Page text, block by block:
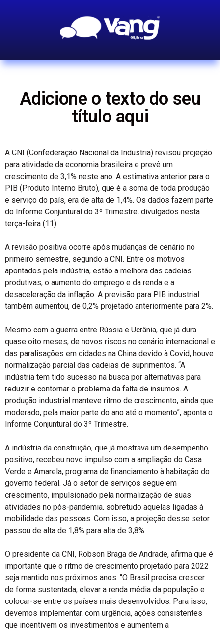
Adicione o texto do seu
título aqui
A CNI (Confederação Nacional da Indústria) revisou projeção
para atividade da economia brasileira e prevê um
crescimento de 3,1% neste ano. A estimativa anterior para o
PIB (Produto Interno Bruto), que é a soma de toda produção
e serviço do país, era de alta de 1,4%. Os dados fazem parte
do Informe Conjuntural do 3º Trimestre, divulgados nesta
terça-feira (11).
A revisão positiva ocorre após mudanças de cenário no
primeiro semestre, segundo a CNI. Entre os motivos
apontados pela indústria, estão a melhora das cadeias
produtivas, o aumento do emprego e da renda e a
desaceleração da inflação. A previsão para PIB industrial
também aumentou, de 0,2% projetado anteriormente para 2%.
Mesmo com a guerra entre Rússia e Ucrânia, que já dura
quase oito meses, de novos riscos no cenário internacional e
das paralisações em cidades na China devido à Covid, houve
normalização parcial das cadeias de suprimentos. “A
indústria tem tido sucesso na busca por alternativas para
reduzir e contornar o problema da falta de insumos. A
produção industrial manteve ritmo de crescimento, ainda que
moderado, pela maior parte do ano até o momento”, aponta o
Informe Conjuntural do 3º Trimestre.
A indústria da construção, que já mostrava um desempenho
positivo, recebeu novo impulso com a ampliação do Casa
Verde e Amarela, programa de financiamento à habitação do
governo federal. Já o setor de serviços segue em
crescimento, impulsionado pela normalização de suas
atividades no pós-pandemia, sobretudo aquelas ligadas à
mobilidade das pessoas. Com isso, a projeção desse setor
passou de alta de 1,8% para alta de 3,8%.
O presidente da CNI, Robson Braga de Andrade, afirma que é
importante que o ritmo de crescimento projetado para 2022
seja mantido nos próximos anos. “O Brasil precisa crescer
de forma sustentada, elevar a renda média da população e
colocar-se entre os países mais desenvolvidos. Para isso,
devemos implementar, com urgência, ações consistentes
que incentivem os investimentos e aumentem a